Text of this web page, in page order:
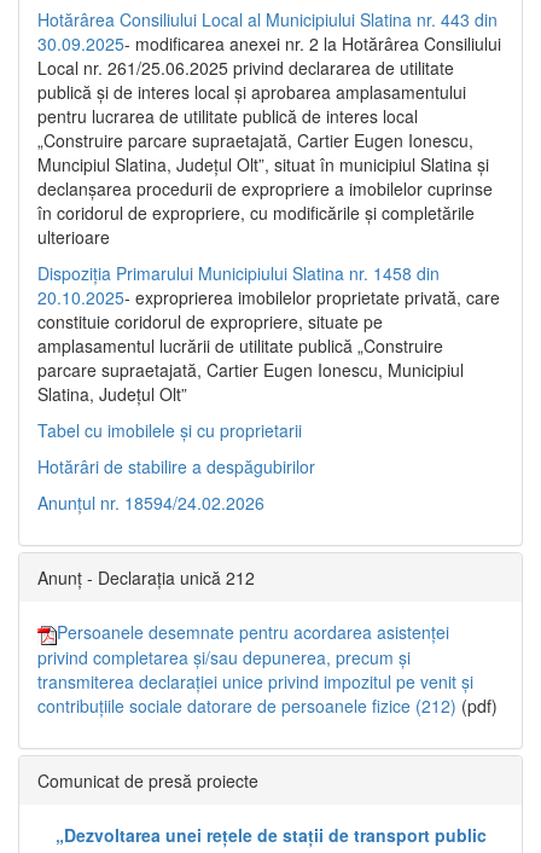
Hotărârea Consiliului Local al Municipiului Slatina nr. 443 din
30.09.2025- modificarea anexei nr. 2 la Hotărârea Consiliului
Local nr. 261/25.06.2025 privind declararea de utilitate
publică şi de interes local şi aprobarea amplasamentului
pentru lucrarea de utilitate publică de interes local
„Construire parcare supraetajată, Cartier Eugen Ionescu,
Muncipiul Slatina, Judeţul Olt”, situat în municipiul Slatina şi
declanşarea procedurii de expropriere a imobilelor cuprinse
în coridorul de expropriere, cu modificările şi completările
ulterioare
Dispoziția Primarului Municipiului Slatina nr. 1458 din
20.10.2025- exproprierea imobilelor proprietate privată, care
constituie coridorul de expropriere, situate pe
amplasamentul lucrării de utilitate publică „Construire
parcare supraetajată, Cartier Eugen Ionescu, Municipiul
Slatina, Județul Olt”
Tabel cu imobilele și cu proprietarii
Hotărâri de stabilire a despăgubirilor
Anunțul nr. 18594/24.02.2026
Anunț - Declarația unică 212
Persoanele desemnate pentru acordarea asistenței
privind completarea și/sau depunerea, precum și
transmiterea declarației unice privind impozitul pe venit și
contribuțiile sociale datorare de persoanele fizice (212) (pdf)
Comunicat de presă proiecte
„Dezvoltarea unei rețele de stații de transport public